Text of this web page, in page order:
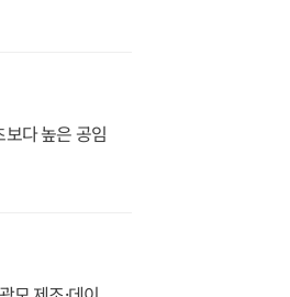
다 높은 공임